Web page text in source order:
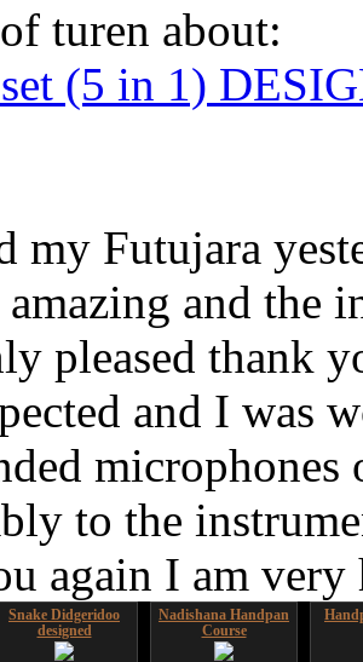
turen about:
(5 in 1)
my Futujara
and the
pleased thank
and I was
to the
again I am
Snake Didgeridoo
designed
Nadishana Handpan
Course